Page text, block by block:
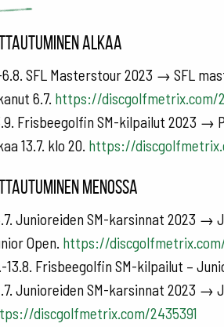
alkaa
SFL Masterstour 2023 → SFL
6.7. https://discgolfmetrix.com/
Frisbeegolfin SM-kilpailut 2023
13.7. klo 20. https://
menossa
Junioreiden SM-karsinnat 2023 →
Open. https://
13.8. Frisbeegolfin SM-kilpailut –
Junioreiden SM-karsinnat 2023 →
discgolfmetrix.com/2435391